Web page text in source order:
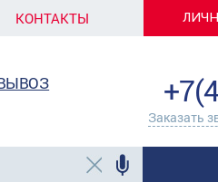
КОНТАКТЫ
Заказать